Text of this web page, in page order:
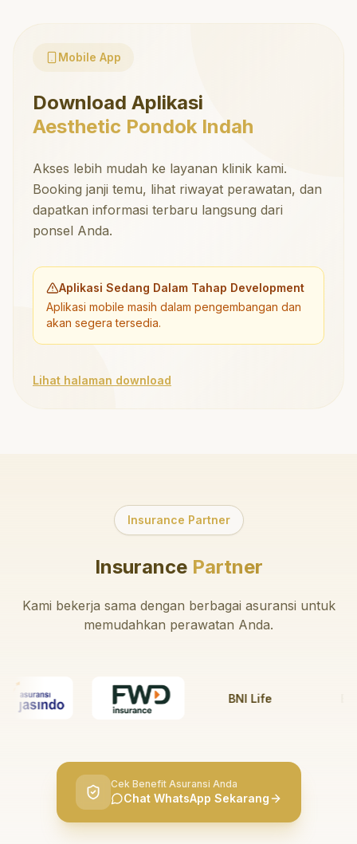
Mobile App
Download Aplikasi
Aesthetic Pondok Indah
Akses lebih mudah ke layanan klinik kami.
Booking janji temu, lihat riwayat perawatan, dan
dapatkan informasi terbaru langsung dari
ponsel Anda.
Aplikasi Sedang Dalam Tahap Development
Aplikasi mobile masih dalam pengembangan dan
akan segera tersedia.
Lihat halaman download
Insurance Partner
InsurancePartner
Kami bekerja sama dengan berbagai asuransi untuk
memudahkan perawatan Anda.
BNI Life
Cek Benefit Asuransi Anda
Chat WhatsApp Sekarang